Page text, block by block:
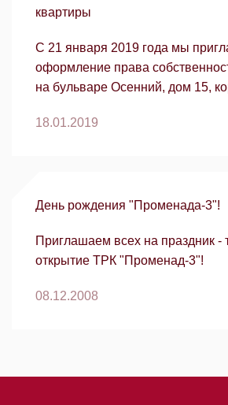
квартиры
С 21 января 2019 года мы
оформление права
на бульваре Осенний, дом 15,
18.01.2019
День рождения "Променада-3"!
Приглашаем всех на праздник -
открытие ТРК "Променад-3"!
08.12.2008